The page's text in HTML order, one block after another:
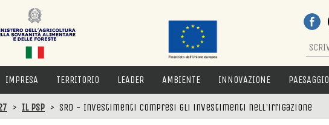
IMPRESA TERRITORIO LEADER AMBIENTE INNOVAZIONE PAESAGGIO
> Il PSP > SRD - Investimenti compresi gli investimenti nell'irrigazione